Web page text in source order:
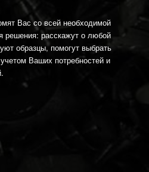
Вас со всей необходимой
решения: расскажут о любой
образцы, помогут выбрать
Ваших потребностей и